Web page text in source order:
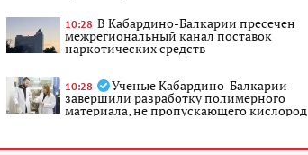
10:28 В Кабардино-Балкарии пресечен
межрегиональный канал поставок
наркотических средств
10:28 Ученые Кабардино-Балкарии
завершили разработку полимерного
материала, не пропускающего кислород
10:20 ПРОКУРАТУРА УРВАНСКОГО